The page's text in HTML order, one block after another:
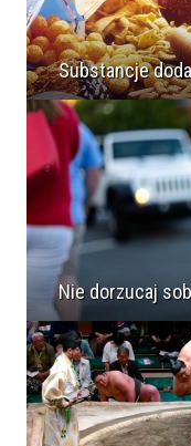
Substancje
Nie dorzucaj